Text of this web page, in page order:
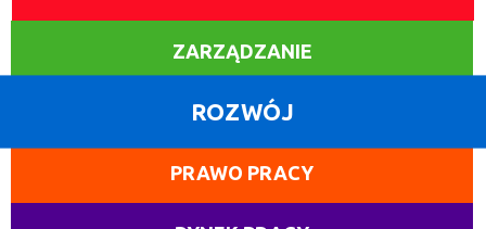
ZARZĄDZANIE
ROZWÓJ
PRAWO PRACY